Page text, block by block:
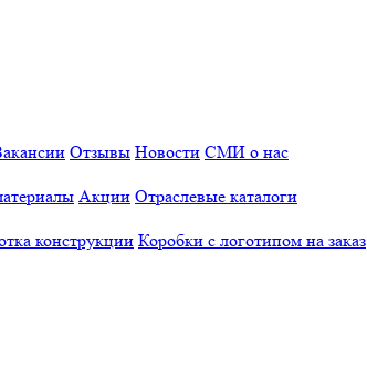
Отзывы Новости СМИ о нас
Акции Отраслевые каталоги
конструкции Коробки с логотипом на заказ